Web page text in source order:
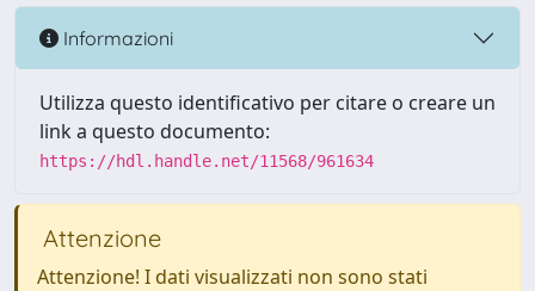
Informazioni
Utilizza questo identificativo per citare o creare un
link a questo documento:
https://hdl.handle.net/11568/961634
Attenzione
Attenzione! I dati visualizzati non sono stati